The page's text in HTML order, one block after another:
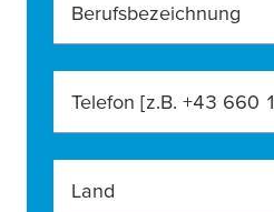
Berufsbezeichnung
Telefon [z.B. +43 660
Land